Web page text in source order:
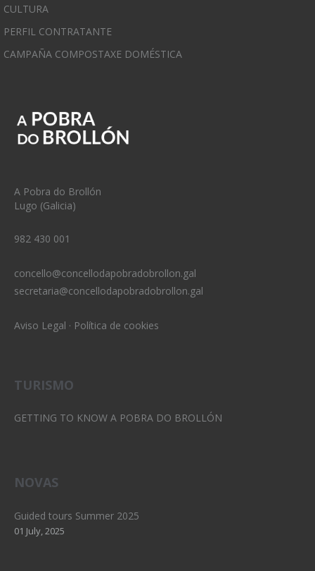
CULTURA
PERFIL CONTRATANTE
CAMPAÑA COMPOSTAXE DOMÉSTICA
A Pobra do Brollón
Lugo (Galicia)
982 430 001
concello@concellodapobradobrollon.gal
secretaria@concellodapobradobrollon.gal
Aviso Legal · Política de cookies
TURISMO
GETTING TO KNOW A POBRA DO BROLLÓN
NOVAS
Guided tours Summer 2025
01 July, 2025